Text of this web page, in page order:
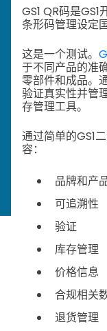
GS1 QR码是
条形码管理设定
这是一个测试。
于不同产品的准
零部件和成品。
验证真实性并管
存管理工具。
通过简单的GS1
容：
品牌和产
可追溯性
验证
库存管理
价格信息
合规相关
退货管理